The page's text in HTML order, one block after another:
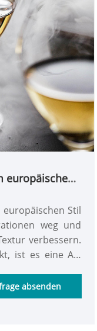
europäischen
Stil
weg und
verbessern.
ist es eine Art
der Stielteil. Es
Hand eleganter
absenden